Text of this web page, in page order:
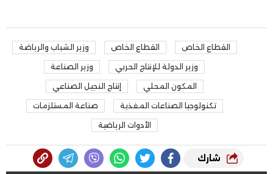
القطاع الخاص القطاع الخاص وزير الشباب والرياضة
وزير الدولة للإنتاج الحربي وزير الصناعة
المكون المحلي إنتاج النجيل الصناعي
تكنولوجيا الصناعات المغذية صناعة المستلزمات
الأدوات الرياضية
شارك